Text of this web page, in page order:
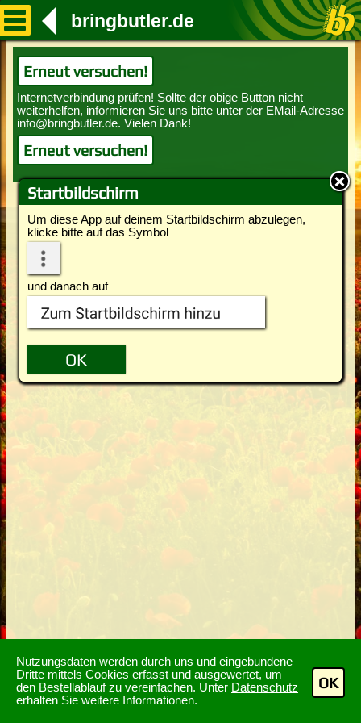
Nutzungsdaten werden durch uns und eingebundene
Dritte mittels Cookies erfasst und ausgewertet, um
den Bestellablauf zu vereinfachen. Unter Datenschutz
erhalten Sie weitere Informationen.
OK
Startbildschirm
Um diese App auf deinem Startbildschirm abzulegen,
klicke bitte auf das Symbol
und danach auf
bringbutler.de
Erneut versuchen!
Erneut versuchen!